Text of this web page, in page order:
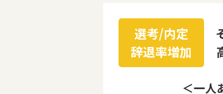
選考/内定
辞退率増加